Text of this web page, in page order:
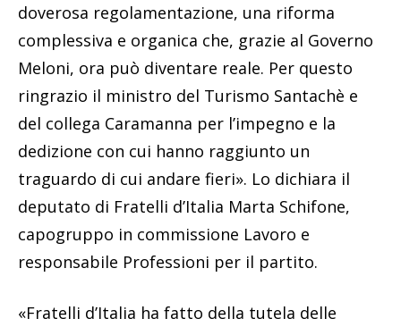
doverosa regolamentazione, una riforma
complessiva e organica che, grazie al Governo
Meloni, ora può diventare reale. Per questo
ringrazio il ministro del Turismo Santachè e
del collega Caramanna per l’impegno e la
dedizione con cui hanno raggiunto un
traguardo di cui andare fieri». Lo dichiara il
deputato di Fratelli d’Italia Marta Schifone,
capogruppo in commissione Lavoro e
responsabile Professioni per il partito.
«Fratelli d’Italia ha fatto della tutela delle